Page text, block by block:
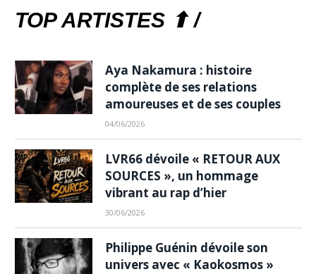
TOP ARTISTES ⬆ /
Aya Nakamura : histoire
complète de ses relations
amoureuses et de ses couples
04/06/2026
LVR66 dévoile « RETOUR AUX
SOURCES », un hommage
vibrant au rap d’hier
30/06/2026
Philippe Guénin dévoile son
univers avec « Kaokosmos »